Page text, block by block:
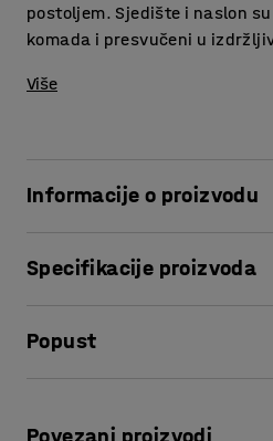
postoljem. Sjedište i naslon
komada i presvučeni u
Više
Informacije o proizvodu
komada.
u izdržljivu tkaninu.
koja olakšava klizanje stolice
Specifikacije proizvoda
Dubina sjedišta
Naslon za ruke
Ne
Popust
Povezani proizvodi